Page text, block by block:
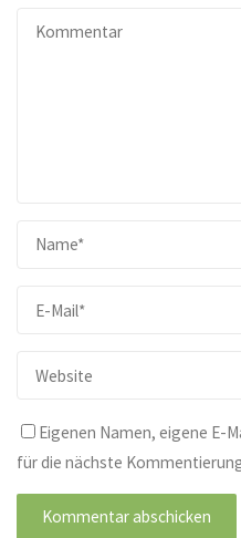
Eigenen Namen, eigene E-
für die nächste